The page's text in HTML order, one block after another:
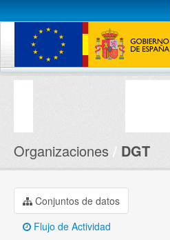
Conjuntos de datos
Organizaciones DGT
Conjuntos de datos
Flujo de Actividad